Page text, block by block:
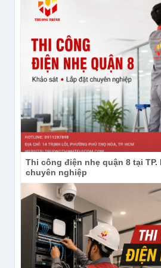
Instagram:
https://
Thi công điện nhẹ quận 8 tại TP.
chuyên nghiệp